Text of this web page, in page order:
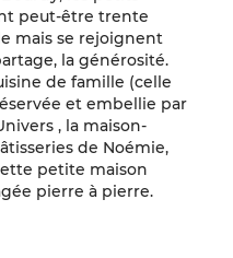
peut-être trente
mais se rejoignent
la générosité.
de famille (celle
et embellie par
, la maison-
de Noémie,
petite maison
pierre à pierre.